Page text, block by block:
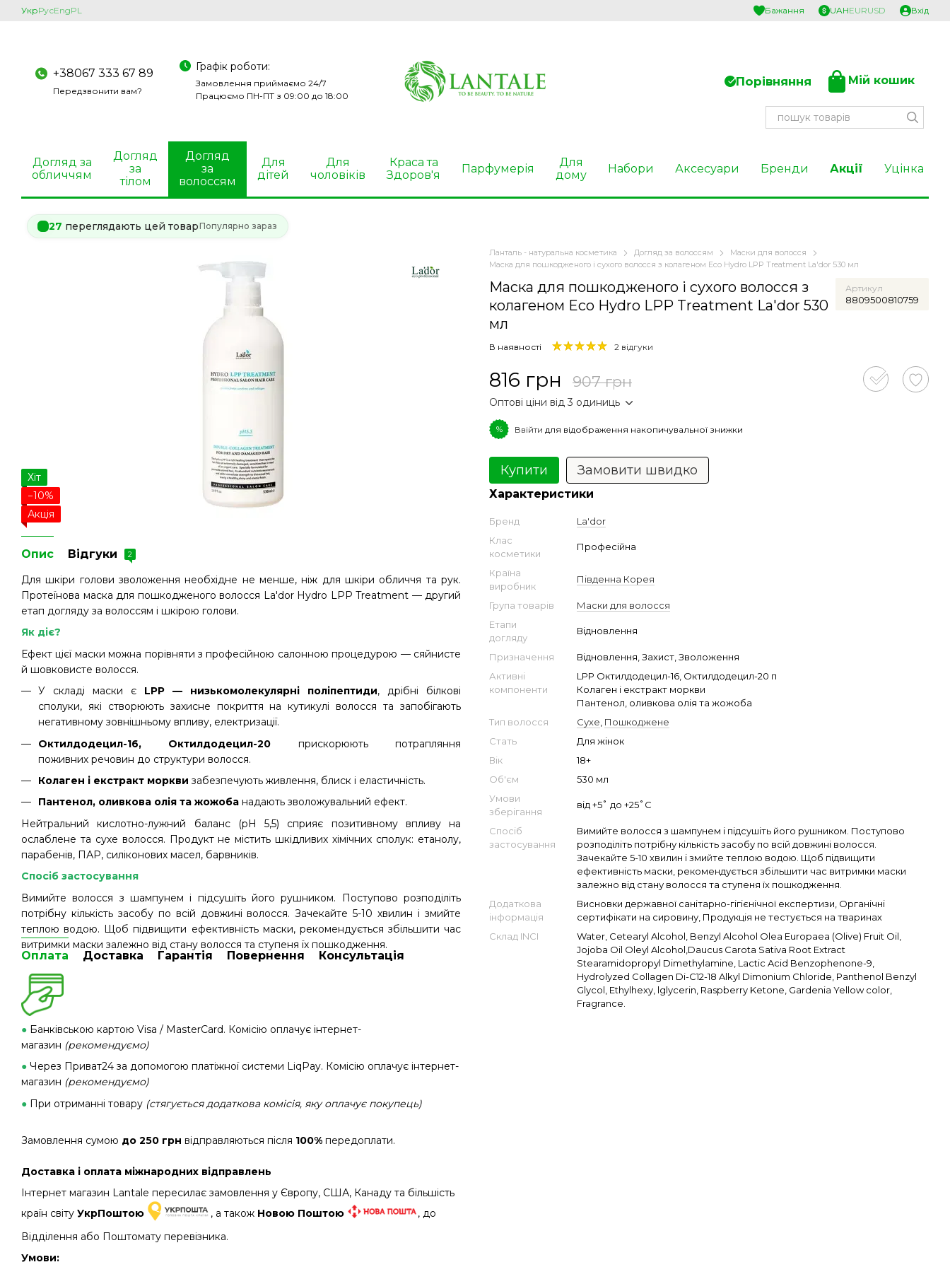
Перейти до основного контенту
УкрРусEngPL Бажання UAHEURUSD Вхід
+38067 333 67 89
Передзвонити вам?
Графік роботи:
Замовлення приймаємо 24/7
Працюємо ПН-ПТ з 09:00 до 18:00
Порівняння Мій кошик
Догляд за
обличчям
Догляд
за
тілом
Догляд
за
волоссям
Для
дітей
Для
чоловіків
Краса та
Здоров'я
Парфумерія
Для
дому
Набори Аксесуари Бренди Акції Уцінка
27 переглядають цей товарПопулярно зараз
Хіт
−10%
Акція
Опис Відгуки 2
Для шкіри голови зволоження необхідне не менше, ніж для шкіри обличчя та рук.
Протеїнова маска для пошкодженого волосся La'dor Hydro LPP Treatment — другий
етап догляду за волоссям і шкірою голови.
Як діє?
Ефект цієї маски можна порівняти з професійною салонною процедурою — сяйнисте
й шовковисте волосся.
У складі маски є LPP — низькомолекулярні поліпептиди, дрібні білкові
сполуки, які створюють захисне покриття на кутикулі волосся та запобігають
негативному зовнішньому впливу, електризації.
Октилдодецил-16, Октилдодецил-20 прискорюють потрапляння
поживних речовин до структури волосся.
Колаген і екстракт моркви забезпечують живлення, блиск і еластичність.
Пантенол, оливкова олія та жожоба надають зволожувальний ефект.
Нейтральний кислотно-лужний баланс (pH 5,5) сприяє позитивному впливу на
ослаблене та сухе волосся. Продукт не містить шкідливих хімічних сполук: етанолу,
парабенів, ПАР, силіконових масел, барвників.
Спосіб застосування
Вимийте волосся з шампунем і підсушіть його рушником. Поступово розподіліть
потрібну кількість засобу по всій довжині волосся. Зачекайте 5-10 хвилин і змийте
теплою водою. Щоб підвищити ефективність маски, рекомендується збільшити час
витримки маски залежно від стану волосся та ступеня їх пошкодження.
Оплата Доставка Гарантія Повернення Консультація
● Банківською картою Visa / MasterCard. Комісію оплачує інтернет-
магазин (рекомендуємо)
● Через Приват24 за допомогою платіжної системи LiqPay. Комісію оплачує інтернет-
магазин (рекомендуємо)
● При отриманні товару (стягується додаткова комісія, яку оплачує покупець)
Замовлення сумою до 250 грн відправляються після 100% передоплати.
Доставка і оплата міжнародних відправлень
Інтернет магазин Lantale пересилає замовлення у Європу, США, Канаду та більшість
країн світу УкрПоштою , а також Новою Поштою
, до
Відділення або Поштомату перевізника.
Умови:
Ланталь - натуральна косметика Догляд за волоссям
Маски для волосся
Маска для пошкодженого і сухого волосся з колагеном Eco Hydro LPP Treatment La'dor 530 мл
Маска для пошкодженого і сухого волосся з
колагеном Eco Hydro LPP Treatment La'dor 530
мл
Артикул
8809500810759
В наявності 2 відгуки
816 грн 907 грн
Оптові ціни від 3 одиниць
% Ввійти для відображення накопичувальної знижки
Купити Замовити швидко
Характеристики
Бренд
La'dor
Клас
косметики
Професійна
Країна
виробник
Південна Корея
Група товарів
Маски для волосся
Етапи
догляду
Відновлення
Призначення
Відновлення, Захист, Зволоження
Активні
компоненти
LPP Октилдодецил-16, Октилдодецил-20 п
Колаген і екстракт моркви
Пантенол, оливкова олія та жожоба
Тип волосся
Сухе Пошкоджене
Стать
Для жінок
Вік
18+
Об'єм
530 мл
Умови
зберігання
від +5˚ до +25˚С
Спосіб
застосування
Вимийте волосся з шампунем і підсушіть його рушником. Поступово
розподіліть потрібну кількість засобу по всій довжині волосся.
Зачекайте 5-10 хвилин і змийте теплою водою. Щоб підвищити
ефективність маски, рекомендується збільшити час витримки маски
залежно від стану волосся та ступеня їх пошкодження.
Додаткова
інформація
Висновки державної санітарно-гігієнічної експертизи, Органічні
сертифікати на сировину, Продукція не тестується на тваринах
Склад INCI
Water, Cetearyl Alcohol, Benzyl Alcohol Olea Europaea (Olive) Fruit Oil,
Jojoba Oil Oleyl Alcohol,Daucus Carota Sativa Root Extract
Stearamidopropyl Dimethylamine, Lactic Acid Benzophenone-9,
Hydrolyzed Collagen Di-C12-18 Alkyl Dimonium Chloride, Panthenol Benzyl
Glycol, Ethylhexy, lglycerin, Raspberry Ketone, Gardenia Yellow color,
Fragrance.